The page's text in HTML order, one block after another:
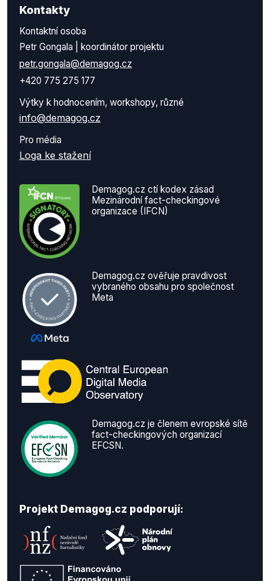
Kontakty
Kontaktní osoba
Petr Gongala | koordinátor projektu
petr.gongala@demagog.cz
+420 775 275 177
Výtky k hodnocením, workshopy, různé
info@demagog.cz
Pro média
Loga ke stažení
Demagog.cz ctí kodex zásad
Mezinárodní fact-checkingové
organizace (IFCN)
Demagog.cz ověřuje pravdivost
vybraného obsahu pro společnost
Meta
Demagog.cz je členem evropské sítě
fact-checkingových organizací
EFCSN.
Projekt Demagog.cz podporují: